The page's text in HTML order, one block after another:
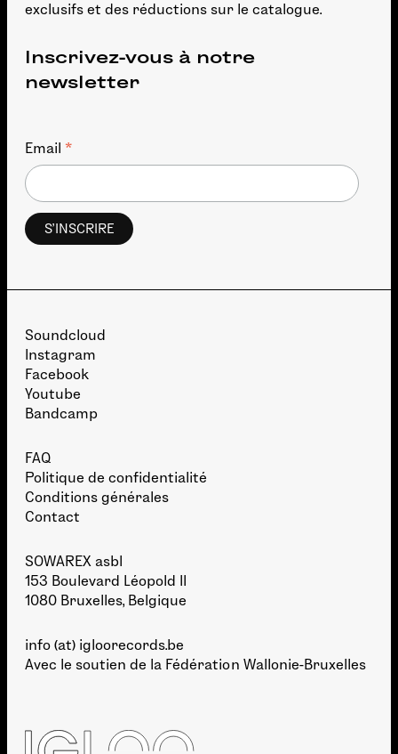
exclusifs et des réductions sur le catalogue.
Inscrivez-vous à notre
newsletter
Email *
Soundcloud
Instagram
Facebook
Youtube
Bandcamp
FAQ
Politique de confidentialité
Conditions générales
Contact
SOWAREX asbl
153 Boulevard Léopold II
1080 Bruxelles, Belgique
info (at) igloorecords.be
Avec le soutien de la Fédération Wallonie-Bruxelles